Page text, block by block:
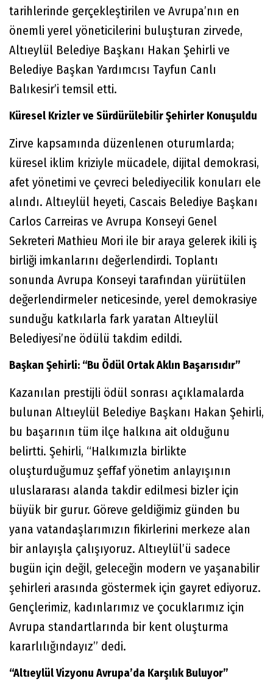
tarihlerinde gerçekleştirilen ve Avrupa’nın en
önemli yerel yöneticilerini buluşturan zirvede,
Altıeylül Belediye Başkanı Hakan Şehirli ve
Belediye Başkan Yardımcısı Tayfun Canlı
Balıkesir’i temsil etti.
Küresel Krizler ve Sürdürülebilir Şehirler Konuşuldu
Zirve kapsamında düzenlenen oturumlarda;
küresel iklim kriziyle mücadele, dijital demokrasi,
afet yönetimi ve çevreci belediyecilik konuları ele
alındı. Altıeylül heyeti, Cascais Belediye Başkanı
Carlos Carreiras ve Avrupa Konseyi Genel
Sekreteri Mathieu Mori ile bir araya gelerek ikili iş
birliği imkanlarını değerlendirdi. Toplantı
sonunda Avrupa Konseyi tarafından yürütülen
değerlendirmeler neticesinde, yerel demokrasiye
sunduğu katkılarla fark yaratan Altıeylül
Belediyesi’ne ödülü takdim edildi.
Başkan Şehirli: “Bu Ödül Ortak Aklın Başarısıdır”
Kazanılan prestijli ödül sonrası açıklamalarda
bulunan Altıeylül Belediye Başkanı Hakan Şehirli,
bu başarının tüm ilçe halkına ait olduğunu
belirtti. Şehirli, “Halkımızla birlikte
oluşturduğumuz şeffaf yönetim anlayışının
uluslararası alanda takdir edilmesi bizler için
büyük bir gurur. Göreve geldiğimiz günden bu
yana vatandaşlarımızın fikirlerini merkeze alan
bir anlayışla çalışıyoruz. Altıeylül’ü sadece
bugün için değil, geleceğin modern ve yaşanabilir
şehirleri arasında göstermek için gayret ediyoruz.
Gençlerimiz, kadınlarımız ve çocuklarımız için
Avrupa standartlarında bir kent oluşturma
kararlılığındayız” dedi.
“Altıeylül Vizyonu Avrupa’da Karşılık Buluyor”